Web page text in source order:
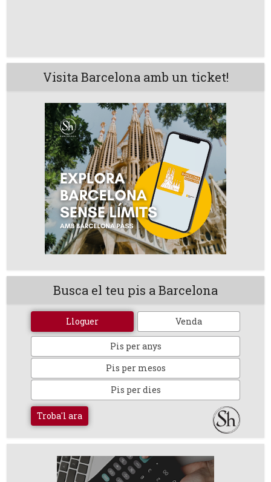
Visita Barcelona amb un ticket!
Busca el teu pis a Barcelona
Lloguer Venda
Pis per anys
Pis per mesos
Pis per dies
Troba'l ara